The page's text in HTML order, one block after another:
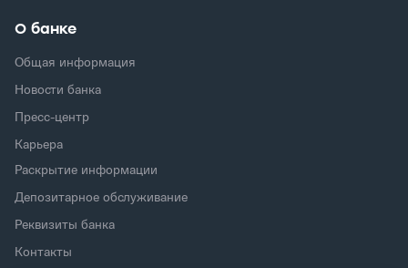
О банке
Общая информация
Новости банка
Пресс-центр
Карьера
Раскрытие информации
Депозитарное обслуживание
Реквизиты банка
Контакты